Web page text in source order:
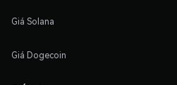
Giá Solana
Giá Dogecoin